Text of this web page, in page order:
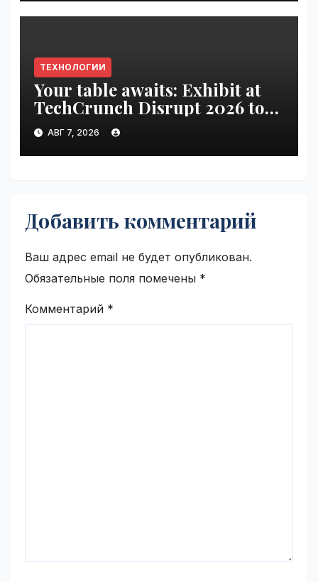
ТЕХНОЛОГИИ
Your table awaits: Exhibit at
TechCrunch Disrupt 2026 to
be seen by thousands |
VseTime.ru
АВГ 7, 2026
Добавить комментарий
Ваш адрес email не будет опубликован.
Обязательные поля помечены *
Комментарий *